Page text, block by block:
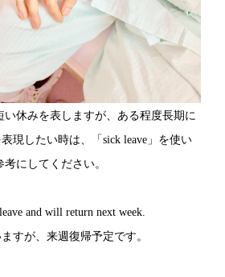
い休みを表しますが、ある程度長期に
現したい時は、「sick leave」を使い
にしてください。
and will return next week.
すが、来週復帰予定です。